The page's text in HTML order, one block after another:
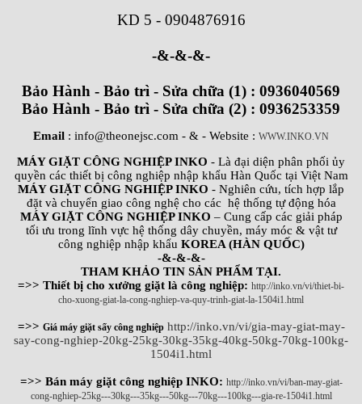
KD 5 - 0904876916
-&-&-&-
Bảo Hành - Bảo trì - Sửa chữa (1) : 0936040569
Bảo Hành - Bảo trì - Sửa chữa (2) : 0936253359
Email : info@theonejsc.com - & - Website : WWW.INKO.VN
MÁY GIẶT CÔNG NGHIỆP INKO - Là đại diện phân phối ủy
quyền các thiết bị công nghiệp nhập khẩu Hàn Quốc tại Việt Nam
MÁY GIẶT CÔNG NGHIỆP INKO - Nghiên cứu, tích hợp lắp
đặt và chuyển giao công nghệ cho các hệ thống tự động hóa
MÁY GIẶT CÔNG NGHIỆP INKO – Cung cấp các giải pháp
tối ưu trong lĩnh vực hệ thống dây chuyền, máy móc & vật tư
công nghiệp nhập khẩu KOREA (HÀN QUỐC)
-&-&-&-
THAM KHẢO TIN SẢN PHẨM TẠI.
=>> Thiết bị cho xưởng giặt là công nghiệp: http://inko.vn/vi/thiet-bi-
cho-xuong-giat-la-cong-nghiep-va-quy-trinh-giat-la-1504i1.html
=>> Giá máy giặt sấy công nghiệp http://inko.vn/vi/gia-may-giat-may-
say-cong-nghiep-20kg-25kg-30kg-35kg-40kg-50kg-70kg-100kg-
1504i1.html
=>> Bán máy giặt công nghiệp INKO: http://inko.vn/vi/ban-may-giat-
cong-nghiep-25kg---30kg---35kg---50kg---70kg---100kg---gia-re-1504i1.html